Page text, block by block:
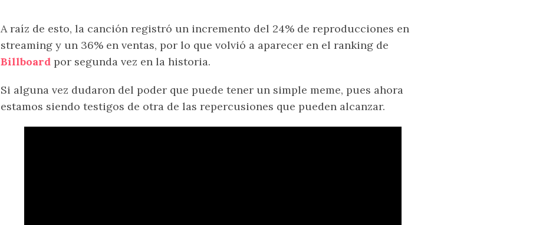
A raíz de esto, la canción registró un incremento del 24% de reproducciones en
streaming y un 36% en ventas, por lo que volvió a aparecer en el ranking de
Billboard por segunda vez en la historia.
Si alguna vez dudaron del poder que puede tener un simple meme, pues ahora
estamos siendo testigos de otra de las repercusiones que pueden alcanzar.